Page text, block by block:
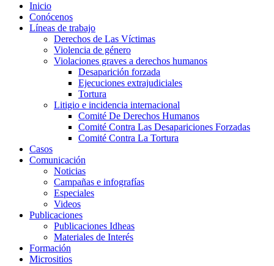
Inicio
Conócenos
Líneas de trabajo
Derechos de Las Víctimas
Violencia de género
Violaciones graves a derechos humanos
Desaparición forzada​
Ejecuciones extrajudiciales
Tortura
Litigio e incidencia internacional
Comité De Derechos Humanos​
Comité Contra Las Desapariciones Forzadas
Comité Contra La Tortura​
Casos
Comunicación
Noticias
Campañas e infografías
Especiales
Videos
Publicaciones
Publicaciones Idheas
Materiales de Interés
Formación
Micrositios